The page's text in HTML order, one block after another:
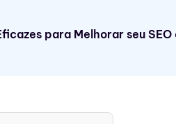
para Melhorar seu